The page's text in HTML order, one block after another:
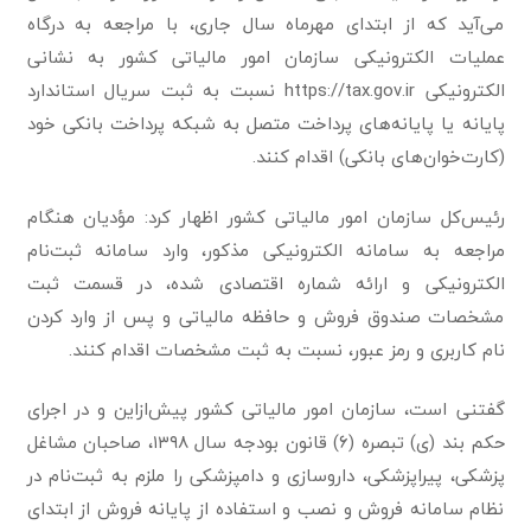
می‌آید که از ابتدای مهرماه سال جاری، با مراجعه به درگاه
عملیات الکترونیکی سازمان امور مالیاتی کشور به نشانی
الکترونیکی https://tax.gov.ir نسبت به ثبت سریال استاندارد
پایانه یا پایانه‌های پرداخت متصل به شبکه پرداخت بانکی خود
(کارت‌خوان‌های بانکی) اقدام کنند.
رئیس‌کل سازمان امور مالیاتی کشور اظهار کرد: مؤدیان هنگام
مراجعه به سامانه الکترونیکی مذکور، وارد سامانه ثبت‌نام
الکترونیکی و ارائه شماره اقتصادی شده، در قسمت ثبت
مشخصات صندوق فروش و حافظه مالیاتی و پس از وارد کردن
نام کاربری و رمز عبور، نسبت به ثبت مشخصات اقدام کنند.
گفتنی است، سازمان امور مالیاتی کشور پیش‌ازاین و در اجرای
حکم بند (ی) تبصره (۶) قانون بودجه سال ۱۳۹۸، صاحبان مشاغل
پزشکی، پیراپزشکی، داروسازی و دامپزشکی را ملزم به ثبت‌نام در
نظام سامانه فروش و نصب و استفاده از پایانه فروش از ابتدای